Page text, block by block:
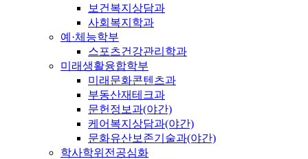
보건복지상담과
사회복지학과
예·체능학부
스포츠건강관리학과
미래생활융합학부
미래문화콘텐츠과
부동산재테크과
문헌정보과(야간)
케어복지상담과(야간)
문화유산보존기술과(야간)
학사학위전공심화